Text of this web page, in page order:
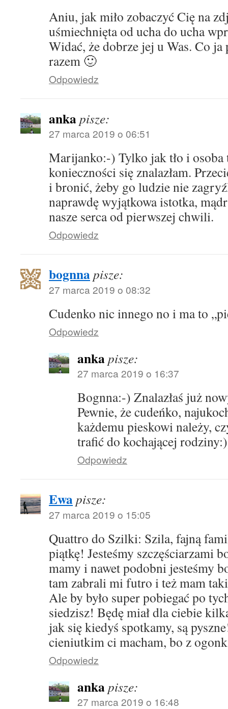
Aniu, jak miło zobaczyć Cię na
uśmiechnięta od ucha do ucha
Widać, że dobrze jej u Was. Co
razem 🙂
Odpowiedz
ankapisze:
27 marca 2019 o 06:51
Marijanko:-) Tylko jak tło i osoba
konieczności się znalazłam.
i bronić, żeby go ludzie nie
naprawdę wyjątkowa istotka,
nasze serca od pierwszej chwili.
Odpowiedz
bognnapisze:
27 marca 2019 o 08:32
Cudenko nic innego no i ma to
Odpowiedz
ankapisze:
27 marca 2019 o 16:37
Bognna:-) Znalazłaś już
Pewnie, że cudeńko,
każdemu pieskowi należy,
trafić do kochającej
Odpowiedz
Ewapisze:
27 marca 2019 o 15:05
Quattro do Szilki: Szila, fajną
piątkę! Jesteśmy szczęściarzami
mamy i nawet podobni jesteśmy
tam zabrali mi futro i też mam
Ale by było super pobiegać po
siedzisz! Będę miał dla ciebie
jak się kiedyś spotkamy, są
cieniutkim ci macham, bo z
Odpowiedz
ankapisze:
27 marca 2019 o 16:48